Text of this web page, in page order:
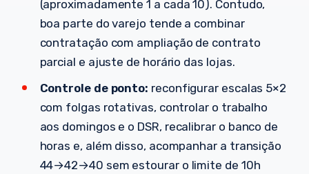
(aproximadamente 1 a cada 10). Contudo,
boa parte do varejo tende a combinar
contratação com ampliação de contrato
parcial e ajuste de horário das lojas.
Controle de ponto: reconfigurar escalas 5×2
com folgas rotativas, controlar o trabalho
aos domingos e o DSR, recalibrar o banco de
horas e, além disso, acompanhar a transição
44→42→40 sem estourar o limite de 10h